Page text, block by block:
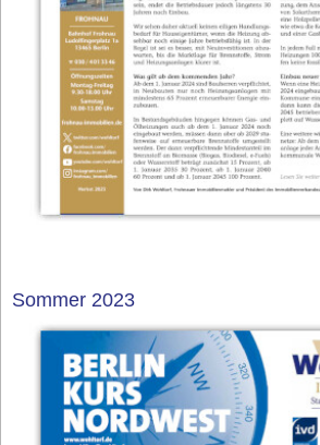
Sommer 2023